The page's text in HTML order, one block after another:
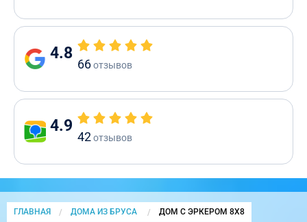
4.8
66отзывов
4.9
42отзывов
ГЛАВНАЯ ДОМА ИЗ БРУСА CURRENT:
ДОМ С ЭРКЕРОМ 8Х8